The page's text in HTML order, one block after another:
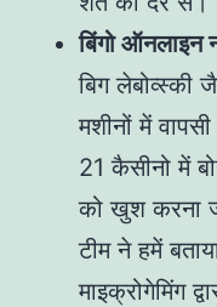
बिंगो ऑनलाइन
बिग लेबोव्स्की
मशीनों में
21 कैसीनो में
को खुश करना
टीम ने हमें
माइक्रोगेमिंग